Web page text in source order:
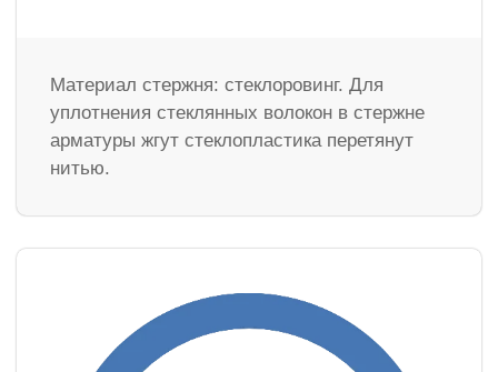
Материал стержня: стеклоровинг. Для
уплотнения стеклянных волокон в стержне
арматуры жгут стеклопластика перетянут
нитью.